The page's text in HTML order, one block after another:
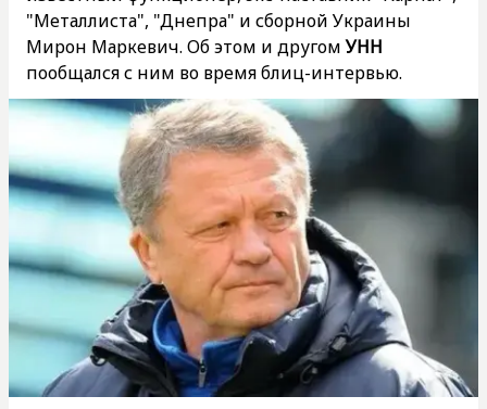
"Металлиста", "Днепра" и сборной Украины
Мирон Маркевич. Об этом и другомУНН
пообщался с ним во время блиц-интервью.